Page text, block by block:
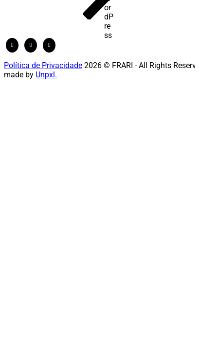
Política de Privacidade 2026 © FRARI - All Rights Reserved /
made by Unpxl.